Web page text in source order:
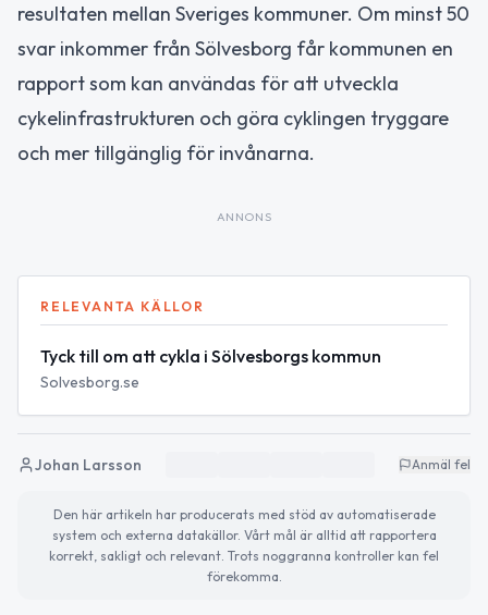
resultaten mellan Sveriges kommuner. Om minst 50
svar inkommer från Sölvesborg får kommunen en
rapport som kan användas för att utveckla
cykelinfrastrukturen och göra cyklingen tryggare
och mer tillgänglig för invånarna.
ANNONS
RELEVANTA KÄLLOR
Tyck till om att cykla i Sölvesborgs kommun
Solvesborg.se
Johan Larsson Anmäl fel
Den här artikeln har producerats med stöd av automatiserade
system och externa datakällor. Vårt mål är alltid att rapportera
korrekt, sakligt och relevant. Trots noggranna kontroller kan fel
förekomma.